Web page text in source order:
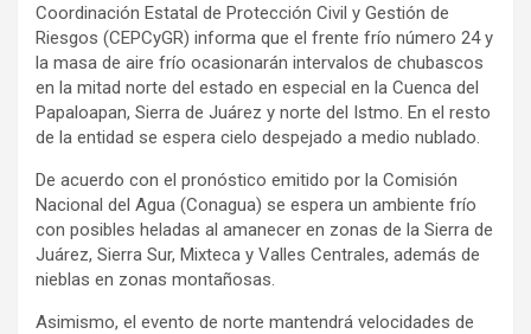
Coordinación Estatal de Protección Civil y Gestión de
Riesgos (CEPCyGR) informa que el frente frío número 24 y
la masa de aire frío ocasionarán intervalos de chubascos
en la mitad norte del estado en especial en la Cuenca del
Papaloapan, Sierra de Juárez y norte del Istmo. En el resto
de la entidad se espera cielo despejado a medio nublado.
De acuerdo con el pronóstico emitido por la Comisión
Nacional del Agua (Conagua) se espera un ambiente frío
con posibles heladas al amanecer en zonas de la Sierra de
Juárez, Sierra Sur, Mixteca y Valles Centrales, además de
nieblas en zonas montañosas.
Asimismo, el evento de norte mantendrá velocidades de